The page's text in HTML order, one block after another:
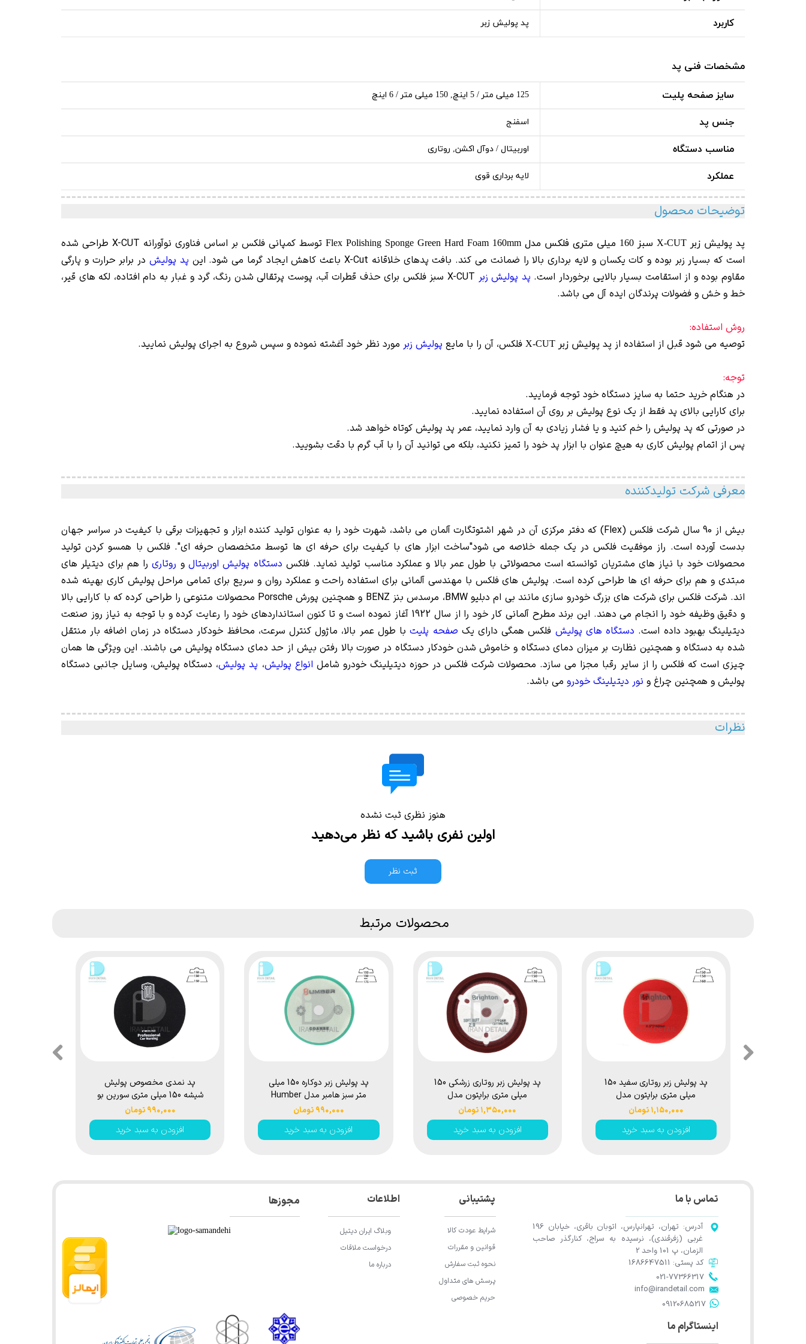
کاربرد پد پولیش زبر
مشخصات فنی پد
سایز صفحه پلیت 125 میلی متر / 5 اینچ, 150 میلی متر / 6 اینچ
جنس پد اسفنج
مناسب دستگاه اوربیتال / دوآل اکشن, روتاری
عملکرد لایه برداری قوی
توضیحات محصول
پد پولیش زبر X-CUT سبز 160 میلی متری فلکس مدل Flex Polishing Sponge Green Hard Foam 160mm
توسط کمپانی فلکس بر اساس فناوری نوآورانه X-CUT طراحی شده
است که بسیار زبر بوده و کات یکسان و لایه برداری بالا را ضمانت می کند. بافت پدهای خلاقانه X-Cut باعث کاهش ایجاد گرما می شود. این
پد پولیش در برابر حرارت و پارگی
مقاوم بوده و از استقامت بسیار بالایی برخوردار است. پد پولیش زبر
X-CUT سبز فلکس برای حذف قطرات آب، پوست پرتقالی شدن رنگ، گرد و غبار به دام افتاده، لکه های قیر،
خط و خش و فضولات پرندگان ایده آل می باشد.
روش استفاده:
توصیه می شود قبل از استفاده از پد پولیش زبر X-CUT فلکس، آن را با مایع پولیش زبر مورد نظر خود آغشته نموده و سپس شروع به اجرای پولیش نمایید.
توجه:
در هنگام خرید حتما به سایز دستگاه خود توجه فرمایید.
برای کارایی بالای پد فقط از یک نوع پولیش بر روی آن استفاده نمایید.
در صورتی که پد پولیش را خم کنید و یا فشار زیادی به آن وارد نمایید، عمر پد پولیش کوتاه خواهد شد.
پس از اتمام پولیش کاری به هیچ عنوان با ابزار پد خود را تمیز نکنید، بلکه می توانید آن را با آب گرم با دقت بشویید.
معرفی شرکت تولیدکننده
بیش از 90 سال شرکت فلکس (
Flex
) که دفتر مرکزی آن در شهر اشتوتگارت آلمان می باشد، شهرت خود را به عنوان تولید کننده ابزار و تجهیزات برقی با کیفیت در سراسر جهان
بدست آورده است. راز موفقیت فلکس در یک جمله خلاصه می شود"ساخت ابزار های با کیفیت برای حرفه ای ها توسط متخصصان حرفه ای". فلکس با همسو کردن تولید
محصولات خود با نیاز های مشتریان توانسته است محصولاتی با طول عمر بالا و عملکرد مناسب تولید نماید. فلکس دستگاه پولیش اوربیتالو روتاریرا هم برای دیتیلر های
مبتدی و هم برای حرفه ای ها طراحی کرده است. پولیش های فلکس با مهندسی آلمانی برای استفاده راحت و عملکرد روان و سریع برای تمامی مراحل پولیش کاری بهینه شده
اند. شرکت فلکس برای شرکت های بزرگ خودرو سازی مانند بی ام دبلیو BMW، مرسدس بنز BENZ و همچنین پورش Porsche محصولات متنوعی را طراحی کرده که با کارایی بالا
و دقیق وظیفه خود را انجام می دهند. این برند مطرح آلمانی کار خود را از سال 1922 آغاز نموده است و تا کنون استانداردهای خود را رعایت کرده و با توجه به نیاز روز صنعت
دیتیلینگ بهبود داده است. دستگاه های پولیش فلکس همگی دارای یک صفحه پلیتبا طول عمر بالا، ماژول کنترل سرعت، محافظ خودکار دستگاه در زمان اضافه بار منتقل
شده به دستگاه و همچنین نظارت بر میزان دمای دستگاه و خاموش شدن خودکار دستگاه در صورت بالا رفتن بیش از حد دمای دستگاه پولیش می باشند. این ویژگی ها همان
چیزی است که فلکس را از سایر رقبا مجزا می سازد. محصولات شرکت فلکس در حوزه دیتیلینگ خودرو شامل انواع پولیش، پد پولیش، دستگاه پولیش، وسایل جانبی دستگاه
پولیش و همچنین چراغ و نور دیتیلینگ خودرو می باشد.
نظرات
هنوز نظری ثبت نشده
اولین نفری باشید که نظر می‌دهید
ثبت نظر
محصولات مرتبط
پد نمدی مخصوص پولیش
شیشه 150 میلی متری سورین بو
مدل Surainbow Glass
Buffing Pad s309
۹۹۰,۰۰۰ تومان
افزودن به سبد خرید
پد پوليش زبر دوكاره 150 ميلی
متر سبز هامبر مدل Humber
Dual Action Coarse Green
Cutting Foam Pad 6 inch
۹۹۰,۰۰۰ تومان
افزودن به سبد خرید
پد پولیش زبر روتاری زرشکی 150
میلی متری برایتون مدل
Brighton Professional
Heavy Cut Polishing Pad
150mm
۱,۳۵۰,۰۰۰ تومان
افزودن به سبد خرید
پد پولیش زبر روتاری سفید 150
میلی متری برایتون مدل
Brighton Rotary Heavy Cut
Polishing Pad 150mm
۱,۱۵۰,۰۰۰ تومان
افزودن به سبد خرید
تماس با ما
آدرس: تهران، تهرانپارس، اتوبان باقری، خیابان 196
غربی (زفرقندی)، نرسیده به سراج، کنارگذر صاحب
الزمان، پ 101 واحد 2
​​​​​​​info@irandetail.com
021-77366317​​​​​​​​​​​​​​​​​​​​​
​​​​​​​09120685217​​​​​​​
کد پستی: 1686647511
اینستاگرام ما
اطلاعات
وبلاگ ایران دیتیل
درخواست ملاقات
درباره ما
پشتیبانی
شرایط عودت کالا
قوانین و مقررات
نحوه ثبت سفارش
پرسش های متداول
حریم خصوصی
مجوزها